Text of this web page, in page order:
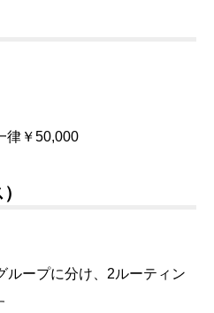
律￥50,000
ープに分け、2ルーティン